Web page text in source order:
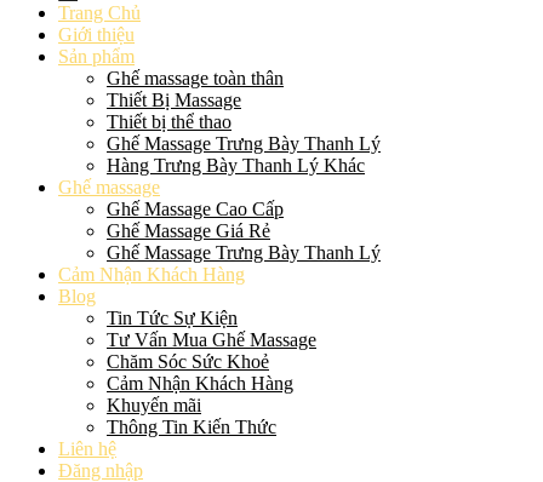
Trang Chủ
Giới thiệu
Sản phẩm
Ghế massage toàn thân
Thiết Bị Massage
Thiết bị thể thao
Ghế Massage Trưng Bày Thanh Lý
Hàng Trưng Bày Thanh Lý Khác
Ghế massage
Ghế Massage Cao Cấp
Ghế Massage Giá Rẻ
Ghế Massage Trưng Bày Thanh Lý
Cảm Nhận Khách Hàng
Blog
Tin Tức Sự Kiện
Tư Vấn Mua Ghế Massage
Chăm Sóc Sức Khoẻ
Cảm Nhận Khách Hàng
Khuyến mãi
Thông Tin Kiến Thức
Liên hệ
Đăng nhập